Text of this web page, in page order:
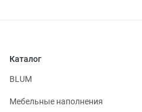
Каталог
BLUM
Мебельные наполнения